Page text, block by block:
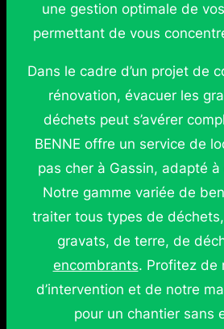
une gestion optimale de
permettant de vous
Dans le cadre d’un projet de
rénovation, évacuer les
déchets peut s’avérer
BENNE offre un service de
pas cher à Gassin, adapté
Notre gamme variée de
traiter tous types de déchets,
gravats, de terre, de
encombrants. Profitez de
d’intervention et de notre
pour un chantier sans